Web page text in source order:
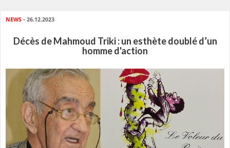
NEWS - 26.12.2023
Décès de Mahmoud Triki : un esthète doublé d’un
homme d'action